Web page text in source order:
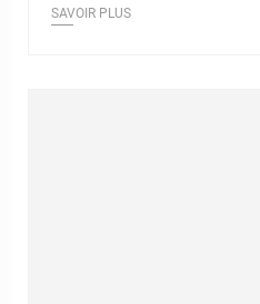
SAVOIR PLUS